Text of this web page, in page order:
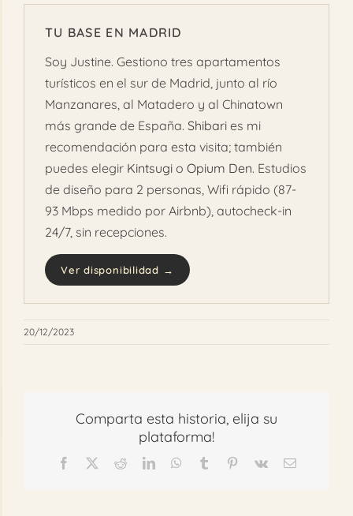
TU BASE EN MADRID
Soy Justine. Gestiono tres apartamentos
turísticos en el sur de Madrid, junto al río
Manzanares, al Matadero y al Chinatown
más grande de España. Shibari es mi
recomendación para esta visita; también
puedes elegir Kintsugi o Opium Den. Estudios
de diseño para 2 personas, Wifi rápido (87-
93 Mbps medido por Airbnb), autocheck-in
24/7, sin recepciones.
Ver disponibilidad →
20/12/2023
Comparta esta historia, elija su
plataforma!
Facebook RedditLinkedInWhatsApp
Tumblr Pinterest
Vk
Correo